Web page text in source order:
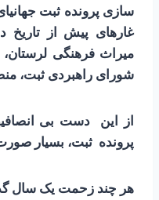
سازی پرونده ثبت
غارهای پیش از تاریخ
میراث فرهنگی
شورای راهبردی ثبت،
از این دست بی
پرونده ثبت، بسیار
هر چند زحمت یک سال